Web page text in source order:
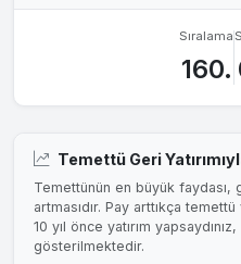
Sıralama
160.
Temettü Geri
Temettünün en büyük faydası,
artmasıdır. Pay arttıkça
10 yıl önce yatırım
gösterilmektedir.